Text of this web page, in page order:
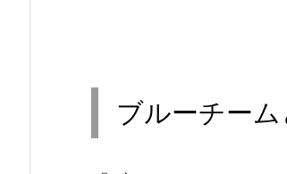
ブルーチーム